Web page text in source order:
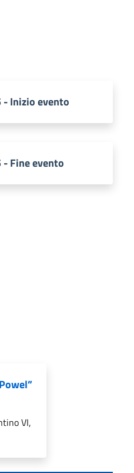
- Inizio evento
- Fine evento
VI,